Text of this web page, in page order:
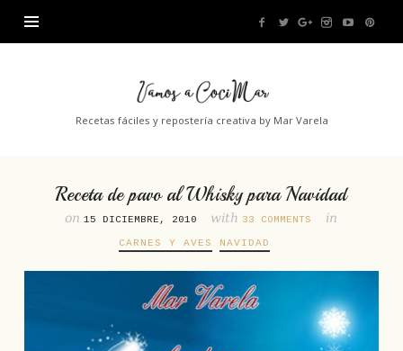
Vamos
CociMar
Recetas fáciles y repostería creativa by Mar Varela
Receta de pavo al Whisky para Navidad
on15 DICIEMBRE, 2010 with 33 COMMENTS in
CARNES Y AVES NAVIDAD